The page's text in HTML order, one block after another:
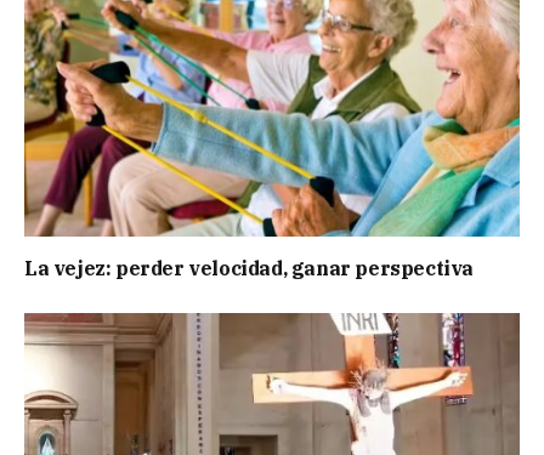
La vejez: perder velocidad, ganar perspectiva